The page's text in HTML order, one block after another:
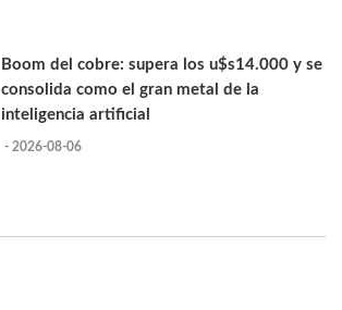
Boom del cobre: supera los u$s14.000 y se
consolida como el gran metal de la
inteligencia artificial
- 2026-08-06